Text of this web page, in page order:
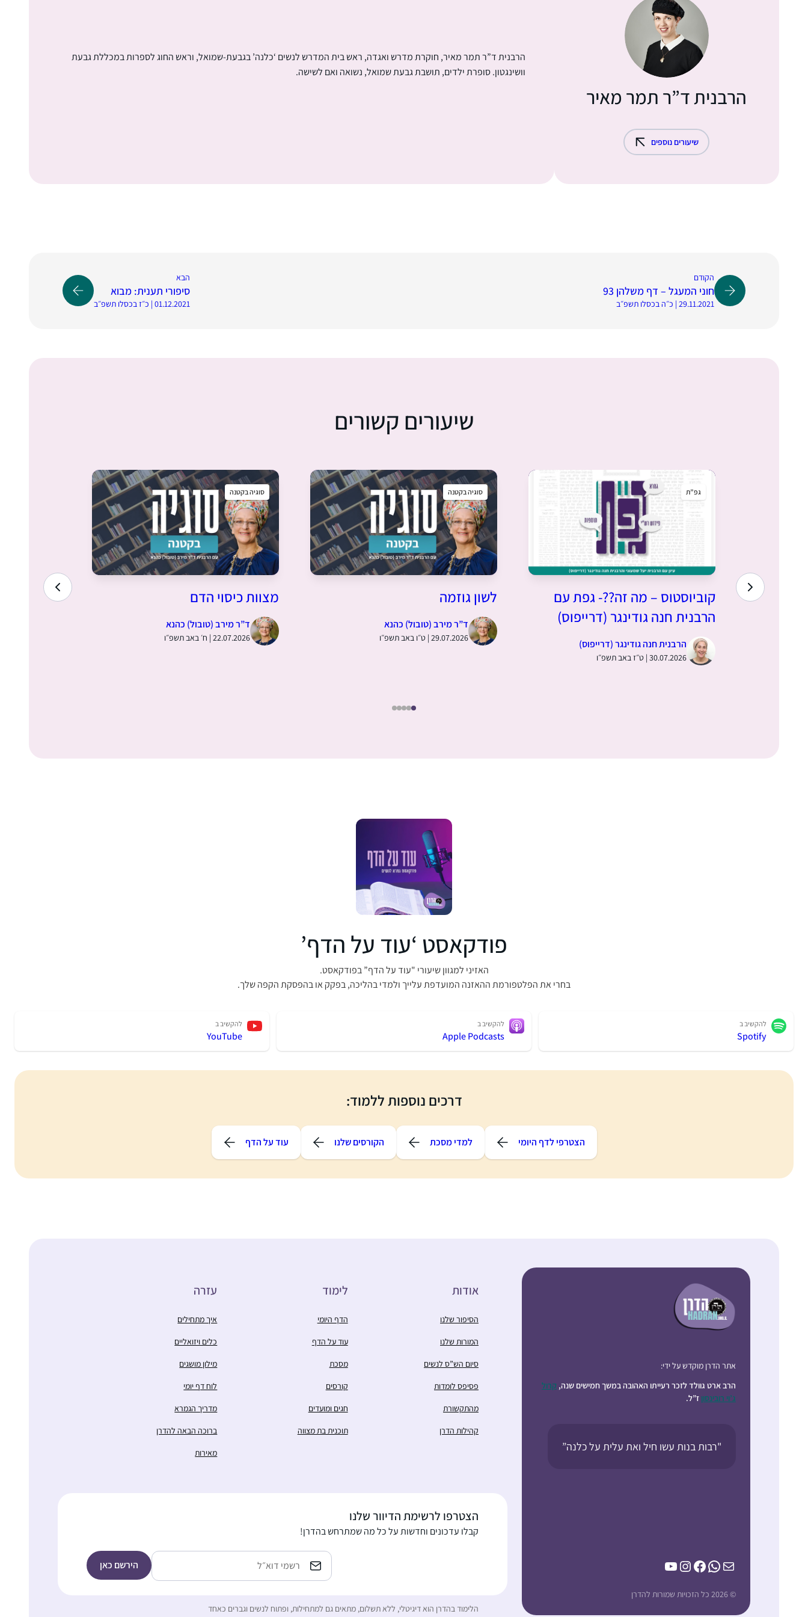
הרבנית ד”ר תמר מאיר
שיעורים נוספים
הרבנית ד”ר תמר מאיר, חוקרת מדרש ואגדה, ראש בית המדרש לנשים ‘כלנה’ ​בגבעת-שמואל, וראש החוג לספרות במכללת גבעת
וושינגטון. סופרת ילדים, תושבת גבעת שמואל, נשואה ואם לשישה.
הקודם
חוני המעגל – דף משלהן 93
29.11.2021 | כ״ה בכסלו תשפ״ב
הבא
סיפורי תענית: מבוא
01.12.2021 | כ״ז בכסלו תשפ״ב
שיעורים קשורים
בשר
גפ”ת
קוביוסטוס – מה זה??- גפת עם
הרבנית חנה גודינגר (דרייפוס)
הרבנית חנה גודינגר (דרייפוס)
30.07.2026 | ט״ז באב תשפ״ו
סוגיה בקטנה
לשון גוזמה
ד”ר מירב (טובול) כהנא
29.07.2026 | ט״ו באב תשפ״ו
סוגיה בקטנה
מצוות כיסוי הדם
ד”ר מירב (טובול) כהנא
22.07.2026 | ח׳ באב תשפ״ו
סוכה ל עם
פודקאסט ‘עוד על הדף’
האזיני למגוון שיעורי "עוד על הדף” בפודקאסט.
בחרי את הפלטפורמת ההאזנה המועדפת עלייך ולמדי בהליכה, בפקק או בהפסקת הקפה שלך.
להקשיב ב
Spotify
להקשיב ב
Apple Podcasts
להקשיב ב
YouTube
דרכים נוספות ללמוד:
הצטרפי לדף היומי למדי מסכת הקורסים שלנו עוד על הדף
אתר הדרן מוקדש על ידי:
הרב ארט גוולד לזכר רעייתו האהובה במשך חמישים שנה, קרול
ג’וי רובינסון ז”ל.
"רבות בנות עשו חיל ואת עלית על כלנה”
Mail
WhatsApp
Facebook
Instagram
YouTube
© 2026 כל הזכויות שמורות להדרן
אודות
הסיפור שלנו
המורות שלנו
סיום הש”ס לנשים
פסיפס לומדות
מהתקשורת
קהילות הדרן
לימוד
הדף היומי
עוד על הדף
מסכת
קורסים
חגים ומועדים
תוכנית בת מצווה
עזרה
איך מתחילים
כלים ויזואליים
מילון מושגים
לוח דף יומי
מדריך הגמרא
ברוכה הבאה להדרן
מאירות
הצטרפו לרשימת הדיוור שלנו
קבלו עדכונים וחדשות על כל מה שמתרחש בהדרן!
כתובת
אימייל
הלימוד בהדרן הוא דיגיטלי, ללא תשלום, מתאים גם למתחילות, ופתוח לנשים וגברים כאחד